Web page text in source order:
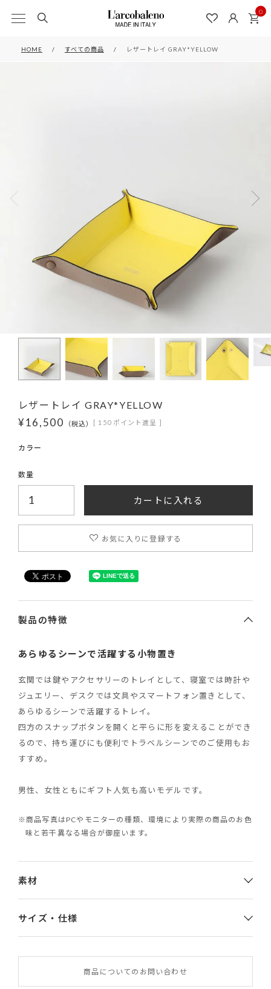
0
HOME すべての商品 レザートレイ GRAY*YELLOW
レザートレイ GRAY*YELLOW
¥16,500 税込 [ 150 ポイント進呈 ]
お気に入りに登録する
カートに入れる
製品の特徴
あらゆるシーンで活躍する小物置き
玄関では鍵やアクセサリーのトレイとして、寝室では時計や
ジュエリー、デスクでは文具やスマートフォン置きとして、
あらゆるシーンで活躍するトレイ。
四方のスナップボタンを開くと平らに形を変えることができ
るので、持ち運びにも便利でトラベルシーンでのご使用もお
すすめ。
男性、女性ともにギフト人気も高いモデルです。
※商品写真はPCやモニターの種類、環境により実際の商品のお色
味と若干異なる場合が御座います。
素材
サイズ・仕様
商品についてのお問い合わせ